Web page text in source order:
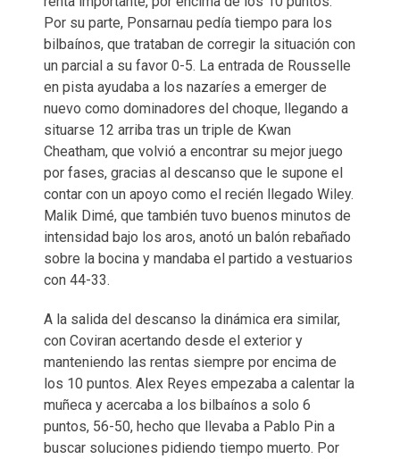
Por su parte, Ponsarnau pedía tiempo para los
bilbaínos, que trataban de corregir la situación con
un parcial a su favor 0-5. La entrada de Rousselle
en pista ayudaba a los nazaríes a emerger de
nuevo como dominadores del choque, llegando a
situarse 12 arriba tras un triple de Kwan
Cheatham, que volvió a encontrar su mejor juego
por fases, gracias al descanso que le supone el
contar con un apoyo como el recién llegado Wiley.
Malik Dimé, que también tuvo buenos minutos de
intensidad bajo los aros, anotó un balón rebañado
sobre la bocina y mandaba el partido a vestuarios
con 44-33.
A la salida del descanso la dinámica era similar,
con Coviran acertando desde el exterior y
manteniendo las rentas siempre por encima de
los 10 puntos. Alex Reyes empezaba a calentar la
muñeca y acercaba a los bilbaínos a solo 6
puntos, 56-50, hecho que llevaba a Pablo Pin a
buscar soluciones pidiendo tiempo muerto. Por